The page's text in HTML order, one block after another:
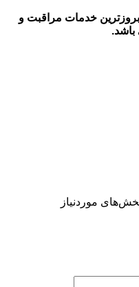
بروزترین خدمات مراقبت و
موردنیاز